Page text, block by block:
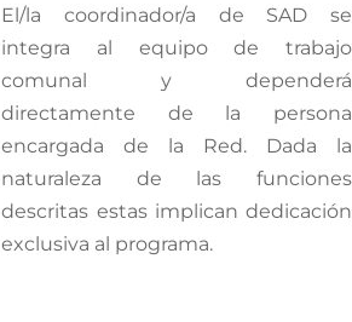
El/la coordinador/a de SAD se
integra al equipo de trabajo
comunal y dependerá
directamente de la persona
encargada de la Red. Dada la
naturaleza de las funciones
descritas estas implican dedicación
exclusiva al programa.